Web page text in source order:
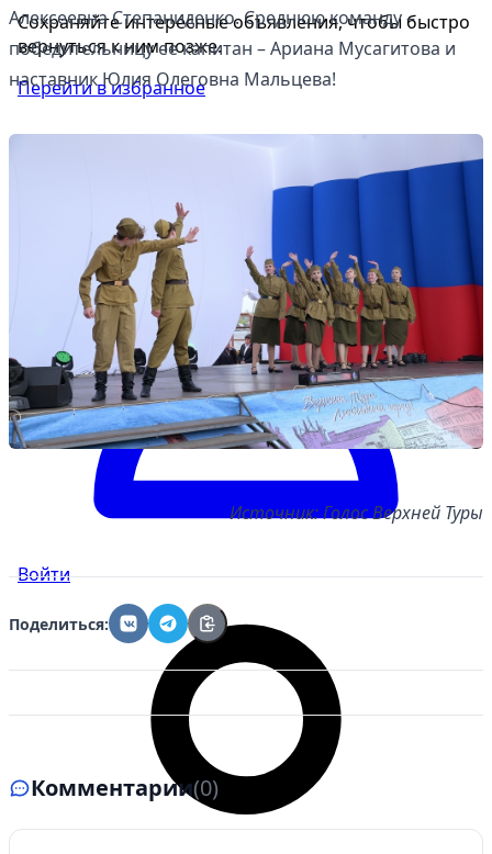
Сохраняйте интересные объявления, чтобы быстро
вернуться к ним позже.
Перейти в избранное
Войти
Алексеевна Степаниденко. Среднюю команду –
победительницу ее капитан – Ариана Мусагитова и
наставник Юлия Олеговна Мальцева!
Источник: Голос Верхней Туры
Поделиться:
Комментарии(0)